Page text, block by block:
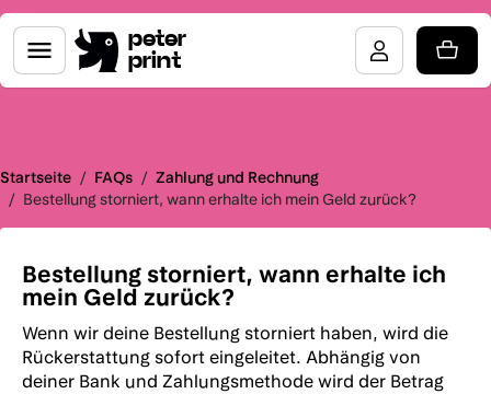
peter
print
Startseite / FAQs / Zahlung und Rechnung
/ Bestellung storniert, wann erhalte ich mein Geld zurück?
Bestellung storniert, wann erhalte ich
mein Geld zurück?
Wenn wir deine Bestellung storniert haben, wird die
Rückerstattung sofort eingeleitet. Abhängig von
deiner Bank und Zahlungsmethode wird der Betrag